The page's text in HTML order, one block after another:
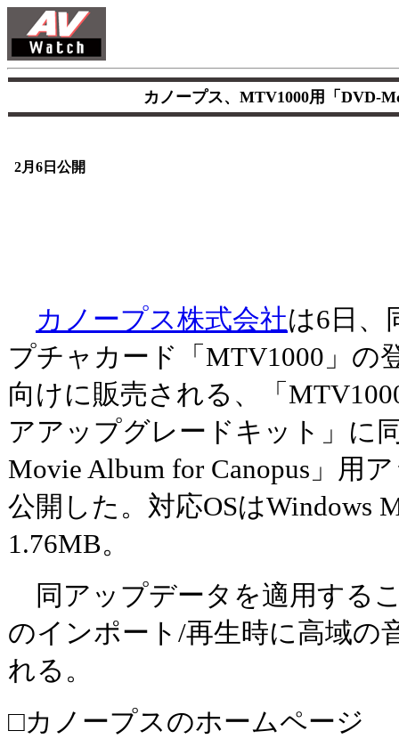
カノープス、MTV1000用「DVD-
2月6日公開
カノープス株式会社は6日、
プチャカード「MTV1000」の
向けに販売される、「
アアップグレードキット」に
Movie Album for Canopus」用
公開した。対応OSはWindows
1.76MB。
同アップデータを適用する
のインポート/再生時に高域の
れる。
□カノープスのホームページ